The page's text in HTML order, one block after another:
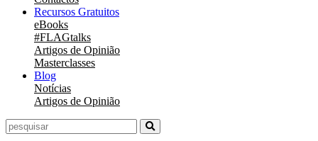
Recursos Gratuitos
eBooks
#FLAGtalks
Artigos de Opinião
Masterclasses
Blog
Notícias
Artigos de Opinião